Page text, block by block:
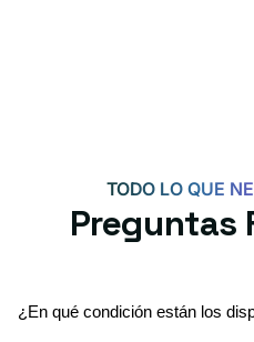
TODO LO QUE
Preguntas
¿En qué condición están los